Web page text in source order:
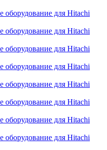
оборудование для Hitachi
оборудование для Hitachi
оборудование для Hitachi
оборудование для Hitachi
оборудование для Hitachi
оборудование для Hitachi
оборудование для Hitachi
оборудование для Hitachi